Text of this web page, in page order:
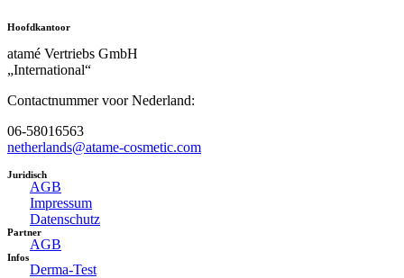
Hoofdkantoor
atamé Vertriebs GmbH
„International“
Contactnummer voor Nederland:
06-58016563
netherlands@atame-cosmetic.com
Juridisch
AGB
Impressum
Datenschutz
Partner
AGB
Infos
Derma-Test